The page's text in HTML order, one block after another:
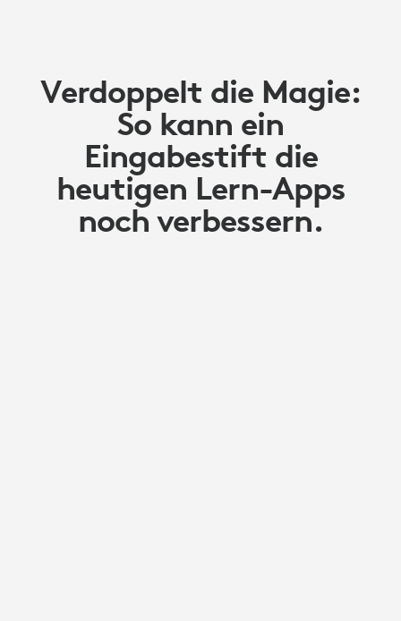
Verdoppelt die Magie:
So kann ein
Eingabestift die
heutigen Lern-Apps
noch verbessern.